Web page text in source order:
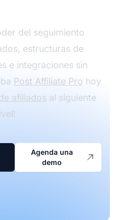
del seguimiento
estructuras de
e integraciones sin
Post Affiliate Pro hoy
afiliados al siguiente
Agenda una
demo